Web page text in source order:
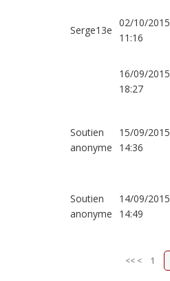
Serge13e
02/10/2015
11:16
16/09/2015
18:27
Soutien
anonyme
15/09/2015
14:36
Soutien
anonyme
14/09/2015
14:49
<< < 1